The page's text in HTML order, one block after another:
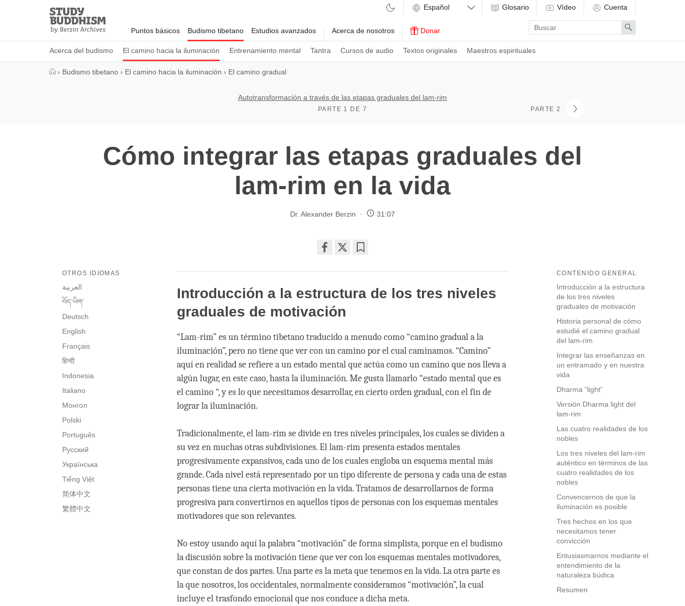
Study
Buddhism
Home
Puntos básicos Budismo tibetano
Acerca del budismo El camino hacia la iluminación Entrenamiento mental Tantra Cursos de audio Textos originales Maestros espirituales
Estudios avanzados Acerca de nosotros Donar
Glosario Vídeo Cuenta
Enter
search
term
Search
› Budismo tibetano › El camino hacia la iluminación › El camino gradual
Autotransformación a través de las etapas graduales del lam-rim
PARTE 1 DE 7 PARTE 2
Cómo integrar las etapas graduales del
lam-rim en la vida
Dr. Alexander Berzin 31:07
on
facebook
CONTENIDO GENERAL
Introducción a la estructura
de los tres niveles
graduales de motivación
Historia personal de cómo
estudié el camino gradual
del lam-rim
Integrar las enseñanzas en
un entramado y en nuestra
vida
Dharma “light”
Versión Dharma light del
lam-rim
Las cuatro realidades de los
nobles
Los tres niveles del lam-rim
auténtico en términos de las
cuatro realidades de los
nobles
Convencernos de que la
iluminación es posible
Tres hechos en los que
necesitamos tener
convicción
Entusiasmarnos mediante el
entendimiento de la
naturaleza búdica
Resumen
OTROS IDIOMAS
العربية
བོད་ཡིག་
Deutsch
English
Français
हिन्दी
Indonesia
Italiano
Монгол
Polski
Português
Русский
Українська
Tiếng Việt
简体中文
繁體中文
Introducción a la estructura de los tres niveles
graduales de motivación
“Lam-rim” es un término tibetano traducido a menudo como “camino gradual a la
iluminación”, pero no tiene que ver con un camino por el cual caminamos. “Camino”
aquí en realidad se refiere a un estado mental que actúa como un camino que nos lleva a
algún lugar, en este caso, hasta la iluminación. Me gusta llamarlo “estado mental que es
el camino “, ­y es lo que necesitamos desarrollar, en cierto orden gradual, con el fin de
lograr la iluminación.
Tradicionalmente, el lam-rim se divide en tres niveles principales, los cuales se dividen a
su vez en muchas otras subdivisiones. El lam-rim presenta estados mentales
progresivamente expansivos, cada uno de los cuales engloba un esquema mental más
grande. Cada nivel está representado por un tipo diferente de persona y cada una de estas
personas tiene una cierta motivación en la vida. Tratamos de desarrollarnos de forma
progresiva para convertirnos en aquellos tipos de personas con los esquemas mentales
motivadores que son relevantes.
No estoy usando aquí la palabra “motivación” de forma simplista, porque en el budismo
la discusión sobre la motivación tiene que ver con los esquemas mentales motivadores,
que constan de dos partes. Una parte es la meta que tenemos en la vida. La otra parte es
la que nosotros, los occidentales, normalmente consideramos “motivación”, la cual
incluye el trasfondo emocional que nos conduce a dicha meta.